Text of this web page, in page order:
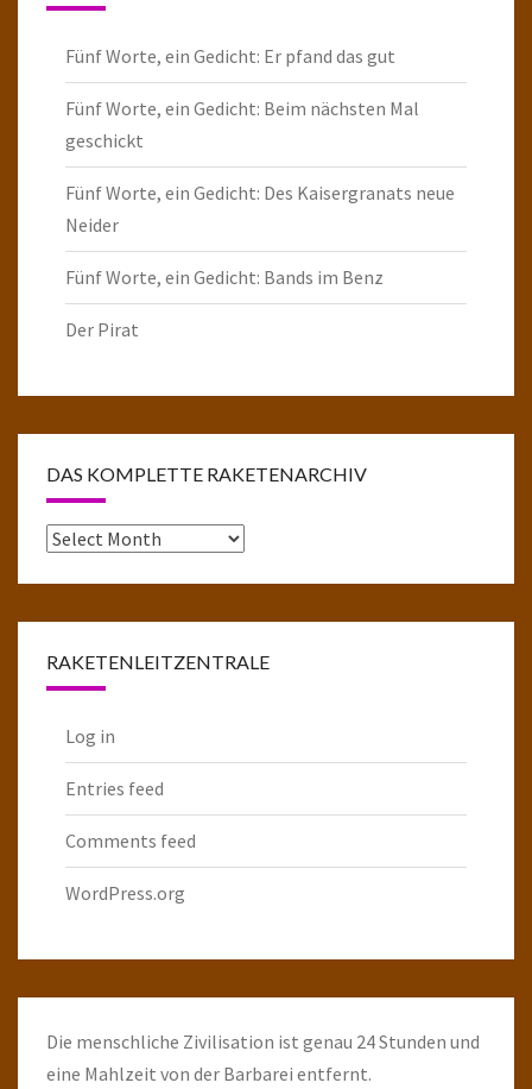
Fünf Worte, ein Gedicht: Er pfand das gut
Fünf Worte, ein Gedicht: Beim nächsten Mal
geschickt
Fünf Worte, ein Gedicht: Des Kaisergranats neue
Neider
Fünf Worte, ein Gedicht: Bands im Benz
Der Pirat
DAS KOMPLETTE RAKETENARCHIV
Das
RAKETENLEITZENTRALE
Log in
Entries feed
Comments feed
WordPress.org
Die menschliche Zivilisation ist genau 24 Stunden und
eine Mahlzeit von der Barbarei entfernt.